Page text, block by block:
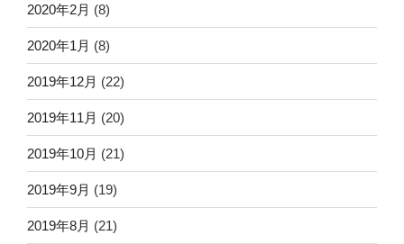
2020年2月 (8)
2020年1月 (8)
2019年12月 (22)
2019年11月 (20)
2019年10月 (21)
2019年9月 (19)
2019年8月 (21)